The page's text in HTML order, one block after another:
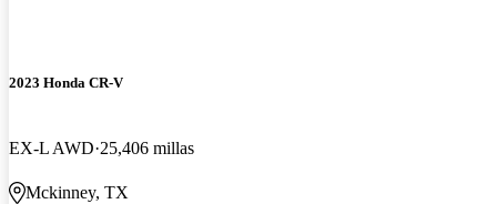
2023 Honda CR-V
EX-L AWD 25,406 millas
Mckinney, TX